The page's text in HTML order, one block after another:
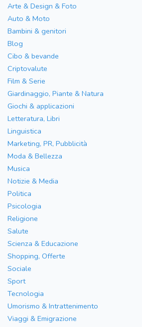
Arte & Design & Foto
Auto & Moto
Bambini & genitori
Blog
Cibo & bevande
Criptovalute
Film & Serie
Giardinaggio, Piante & Natura
Giochi & applicazioni
Letteratura, Libri
Linguistica
Marketing, PR, Pubblicità
Moda & Bellezza
Musica
Notizie & Media
Politica
Psicologia
Religione
Salute
Scienza & Educazione
Shopping, Offerte
Sociale
Sport
Tecnologia
Umorismo & Intrattenimento
Viaggi & Emigrazione